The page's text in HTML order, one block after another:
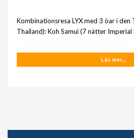
Kombinationsresa LYX med 3 öar i den
Thailand): Koh Samui (7 nätter Imperial
Läs mer...